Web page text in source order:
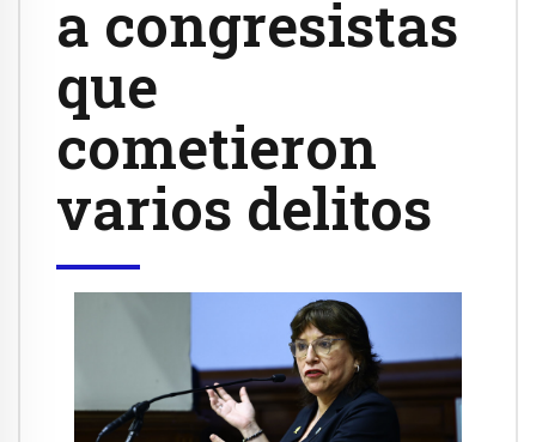
a congresistas
que
cometieron
varios delitos